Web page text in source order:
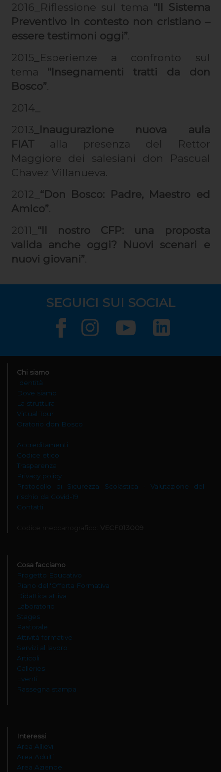
2016_Riflessione sul tema “Il Sistema
Preventivo in contesto non cristiano –
essere testimoni oggi”.
2015_Esperienze a confronto sul
tema “Insegnamenti tratti da don
Bosco”.
2014_
2013_ Inaugurazione nuova aula
FIATalla presenza del Rettor
Maggiore dei salesiani don Pascual
Chavez Villanueva.
2012_ “Don Bosco: Padre, Maestro ed
Amico”.
2011_ “Il nostro CFP: una proposta
valida anche oggi? Nuovi scenari e
nuovi giovani”.
SEGUICI SUI SOCIAL
Chi siamo
Identità
Dove siamo
La struttura
Virtual Tour
Oratorio don Bosco
Accreditamenti
Codice etico
Trasparenza
Privacy policy
Protocollo di Sicurezza Scolastica - Valutazione del
rischio da Covid-19
Contatti
Cosa facciamo
Progetto Educativo
Piano dell'Offerta Formativa
Didattica attiva
Laboratorio
Stages
Pastorale
Attività formative
Servizi al lavoro
Articoli
Galleries
Eventi
Rassegna stampa
Interessi
Area Allievi
Area Adulti
Area Aziende